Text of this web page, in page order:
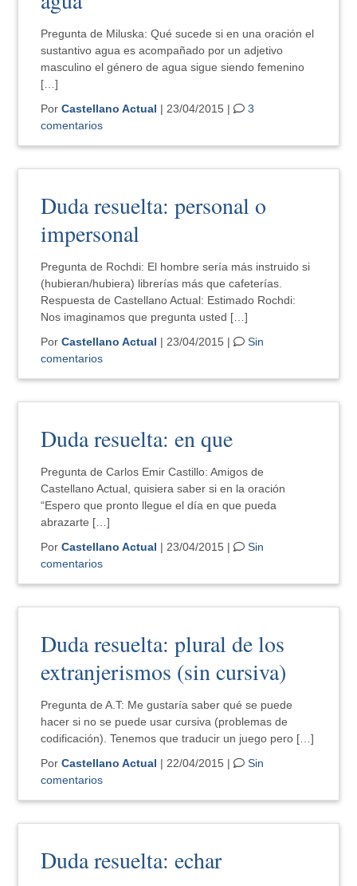
Pregunta de Miluska: Qué sucede si en una oración el
sustantivo agua es acompañado por un adjetivo
masculino el género de agua sigue siendo femenino
[…]
PorCastellano Actual | 23/04/2015 |
3
comentarios
Duda resuelta: personal o
impersonal
Pregunta de Rochdi: El hombre sería más instruido si
(hubieran/hubiera) librerías más que cafeterías.
Respuesta de Castellano Actual: Estimado Rochdi:
Nos imaginamos que pregunta usted […]
PorCastellano Actual | 23/04/2015 |
Sin
comentarios
Duda resuelta: en que
Pregunta de Carlos Emir Castillo: Amigos de
Castellano Actual, quisiera saber si en la oración
“Espero que pronto llegue el día en que pueda
abrazarte […]
PorCastellano Actual | 23/04/2015 |
Sin
comentarios
Duda resuelta: plural de los
extranjerismos (sin cursiva)
Pregunta de A.T: Me gustaría saber qué se puede
hacer si no se puede usar cursiva (problemas de
codificación). Tenemos que traducir un juego pero […]
PorCastellano Actual | 22/04/2015 |
Sin
comentarios
Duda resuelta: echar